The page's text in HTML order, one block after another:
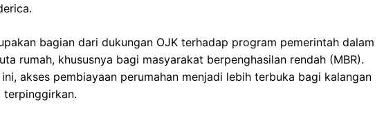
bagian dari dukungan OJK terhadap program pemerintah dalam
rumah, khususnya bagi masyarakat berpenghasilan rendah (MBR).
akses pembiayaan perumahan menjadi lebih terbuka bagi kalangan
terpinggirkan.